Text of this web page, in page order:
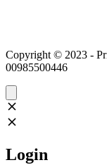
Copyright © 2023 -
00985500446
Login